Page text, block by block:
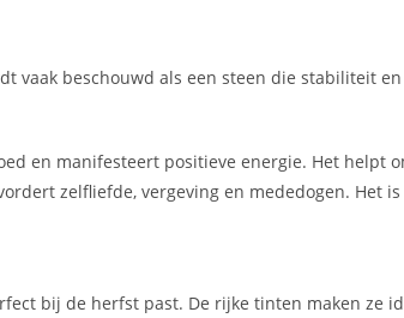
vaak beschouwd als een steen die stabiliteit
en manifesteert positieve energie. Het helpt
zelfliefde, vergeving en mededogen. Het
bij de herfst past. De rijke tinten maken ze